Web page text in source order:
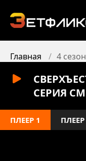
Главная 4
СЕРИЯ
ПЛЕЕР 1 ПЛЕЕР